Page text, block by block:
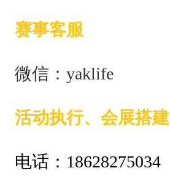
赛事客服
微信：yaklife
活动执行、会展搭建
电话：18628275034